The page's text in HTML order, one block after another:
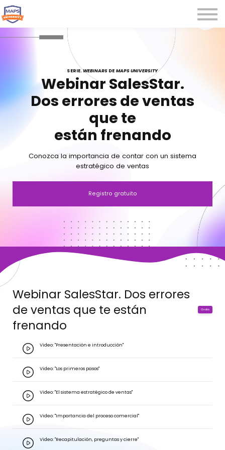
Iniciar sesión
Registrarse
SERIE.WEBINARS DE MAPS UNIVERSITY
Webinar SalesStar.
Dos errores de ventas
que te
están frenando
Conozca la importancia de contar con un sistema
estratégico de ventas
Registro gratuito
Webinar SalesStar. Dos errores
de ventas que te están
frenando
Gratis
Video: "Presentación e introducción"
Video: "Los primeros pasos"
Video: "El sistema estratégico de ventas"
Video: "Importancia del proceso comercial"
Video: "Recapitulación, preguntas y cierre"